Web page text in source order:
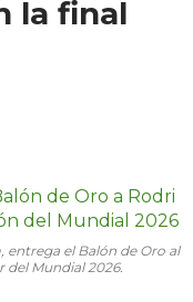
la final
entrega el Balón de Oro al
Mundial 2026.